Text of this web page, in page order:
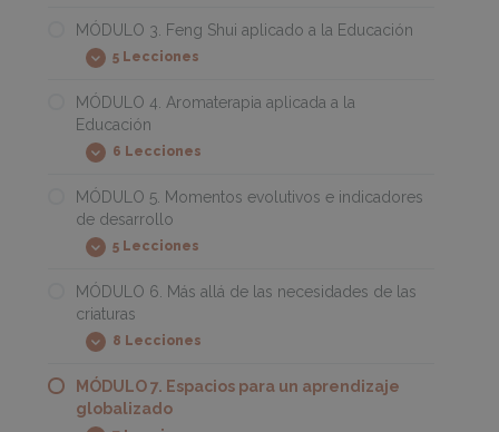
El
Ambiente
Preparado
MÓDULO 3. Feng Shui aplicado a la Educación
Expandir
MÓDULO
Feng
aplicado
a
la
5 Lecciones
MÓDULO 4. Aromaterapia aplicada a la
Educación
Expandir
MÓDULO
Aromaterapia
a
la
Educación
6 Lecciones
MÓDULO 5. Momentos evolutivos e indicadores
de desarrollo
Expandir
MÓDULO
Momentos
e
indicadores
de
5 Lecciones
MÓDULO 6. Más allá de las necesidades de las
criaturas
Expandir
MÓDULO
Más
de
8 Lecciones
MÓDULO 7. Espacios para un aprendizaje
globalizado